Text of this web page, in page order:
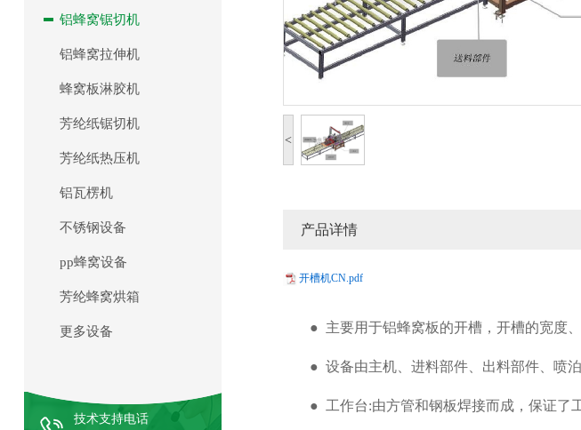
铝蜂窝锯切机
铝蜂窝拉伸机
蜂窝板淋胶机
芳纶纸锯切机
芳纶纸热压机
铝瓦楞机
不锈钢设备
pp蜂窝设备
芳纶蜂窝烘箱
更多设备
技术支持电话
<
产品详情
开槽机CN.pdf
● 主要用于铝蜂窝板的开槽，开槽的宽度
● 设备由主机、进料部件、出料部件、喷
● 工作台:由方管和钢板焊接而成，保证了